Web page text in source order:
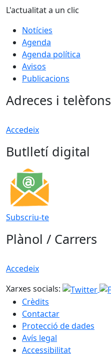
L'actualitat a un clic
Notícies
Agenda
Agenda política
Avisos
Publicacions
Adreces i telèfons
Accedeix
Butlletí digital
Subscriu-te
Plànol / Carrers
Accedeix
Xarxes socials:
Crèdits
Contactar
Protecció de dades
Avís legal
Accessibilitat